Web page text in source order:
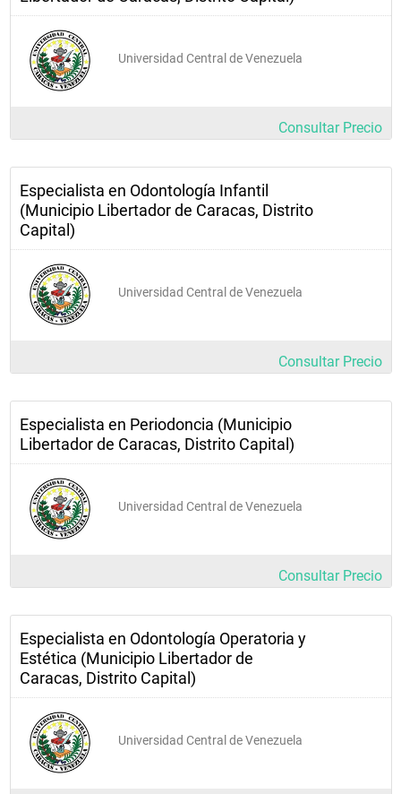
Universidad Central de Venezuela
Consultar Precio
Especialista en Odontología Infantil
(Municipio Libertador de Caracas, Distrito
Capital)
Universidad Central de Venezuela
Consultar Precio
Especialista en Periodoncia (Municipio
Libertador de Caracas, Distrito Capital)
Universidad Central de Venezuela
Consultar Precio
Especialista en Odontología Operatoria y
Estética (Municipio Libertador de
Caracas, Distrito Capital)
Universidad Central de Venezuela